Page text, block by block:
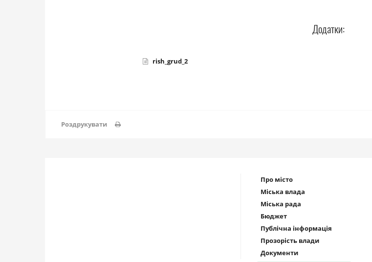
Додатки:
rish_grud_2
Роздрукувати
Про місто
Міська влада
Міська рада
Бюджет
Публічна інформація
Прозорість влади
Документи